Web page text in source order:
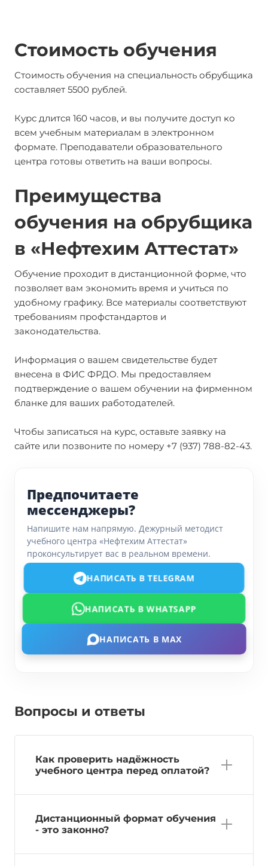
Стоимость обучения
Стоимость обучения на специальность обрубщика
составляет 5500 рублей.
Курс длится 160 часов, и вы получите доступ ко
всем учебным материалам в электронном
формате. Преподаватели образовательного
центра готовы ответить на ваши вопросы.
Преимущества
обучения на обрубщика
в «Нефтехим Аттестат»
Обучение проходит в дистанционной форме, что
позволяет вам экономить время и учиться по
удобному графику. Все материалы соответствуют
требованиям профстандартов и
законодательства.
Информация о вашем свидетельстве будет
внесена в ФИС ФРДО. Мы предоставляем
подтверждение о вашем обучении на фирменном
бланке для ваших работодателей.
Чтобы записаться на курс, оставьте заявку на
сайте или позвоните по номеру +7 (937) 788-82-43.
Предпочитаете
мессенджеры?
Напишите нам напрямую. Дежурный методист
учебного центра «Нефтехим Аттестат»
проконсультирует вас в реальном времени.
НАПИСАТЬ В TELEGRAM
НАПИСАТЬ В WHATSAPP
НАПИСАТЬ В MAX
Вопросы и ответы
Как проверить надёжность
учебного центра перед оплатой?
Дистанционный формат обучения
- это законно?